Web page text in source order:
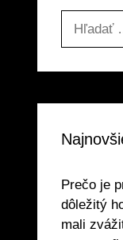
Prečo je
dôležitý
mali